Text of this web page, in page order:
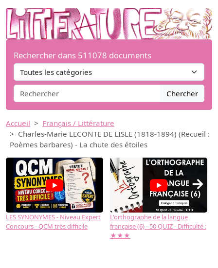
Rechercher dans 511078 documents
Chercher
Accueil
Français / Littérature
Charles-Marie LECONTE DE LISLE (1818-1894) (Recueil :
Poèmes barbares) - La chute des étoiles
LES SYNONYMES - Niveau Expert
Concours - QCM très difficile
L'orthographe de la langue
française (6) - 50 QUIZ - Difficulté :
★★★
→